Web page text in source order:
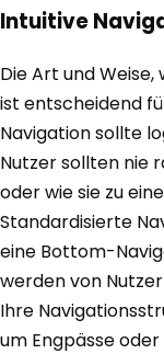
Intuitive
Die Art und
ist entscheidend
Navigation sollte
Nutzer sollten nie
oder wie sie zu
Standardisierte
eine Bottom-
werden von
Ihre
um Engpässe